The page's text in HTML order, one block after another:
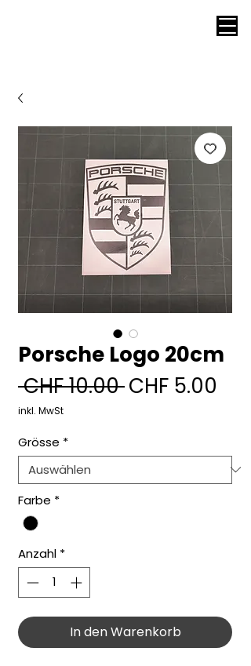
Porsche Logo 20cm
CHF 10.00 CHF 5.00
inkl. MwSt
Grösse *
Farbe *
Anzahl *
In den Warenkorb